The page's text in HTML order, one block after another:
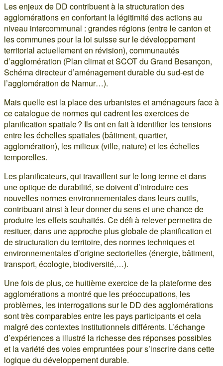
Les enjeux de DD contribuent à la structuration des
agglomérations en confortant la légitimité des actions au
niveau intercommunal : grandes régions (entre le canton et
les communes pour la loi suisse sur le développement
territorial actuellement en révision), communautés
d’agglomération (Plan climat et SCOT du Grand Besançon,
Schéma directeur d’aménagement durable du sud-est de
l’agglomération de Namur…).
Mais quelle est la place des urbanistes et aménageurs face à
ce catalogue de normes qui cadrent les exercices de
planification spatiale ? Ils ont en fait à identifier les tensions
entre les échelles spatiales (bâtiment, quartier,
agglomération), les milieux (ville, nature) et les échelles
temporelles.
Les planificateurs, qui travaillent sur le long terme et dans
une optique de durabilité, se doivent d’introduire ces
nouvelles normes environnementales dans leurs outils,
contribuant ainsi à leur donner du sens et une chance de
produire les effets souhaités. Ce défi à relever permettra de
resituer, dans une approche plus globale de planification et
de structuration du territoire, des normes techniques et
environnementales d’origine sectorielles (énergie, bâtiment,
transport, écologie, biodiversité,…).
Une fois de plus, ce huitième exercice de la plateforme des
agglomérations a montré que les préoccupations, les
problèmes, les interrogations sur le DD des agglomérations
sont très comparables entre les pays participants et cela
malgré des contextes institutionnels différents. L’échange
d’expériences a illustré la richesse des réponses possibles
et la variété des voies empruntées pour s’inscrire dans cette
logique du développement durable.